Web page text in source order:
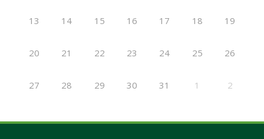
13 14 15 16 17 18 19
20 21 22 23 24 25 26
27 28 29 30 31 1 2